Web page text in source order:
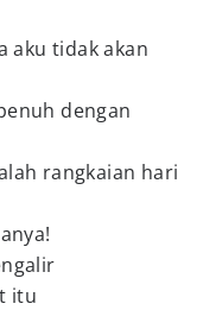
aku tidak akan
dengan
rangkaian hari
itu